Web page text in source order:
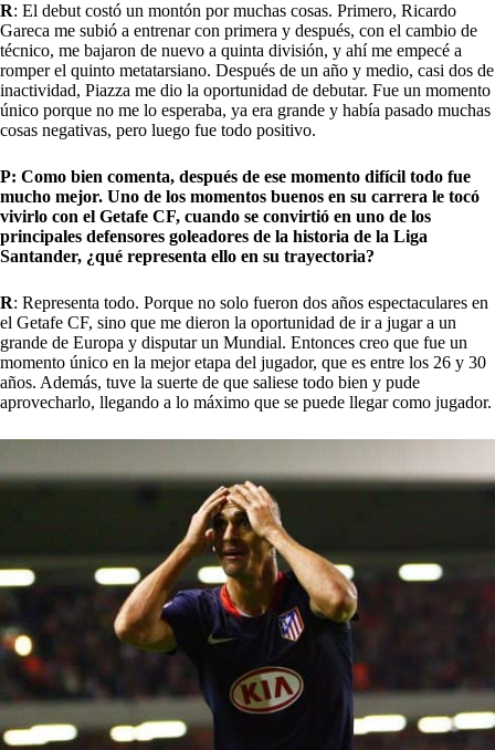
R: El debut costó un montón por muchas cosas. Primero, Ricardo
Gareca me subió a entrenar con primera y después, con el cambio de
técnico, me bajaron de nuevo a quinta división, y ahí me empecé a
romper el quinto metatarsiano. Después de un año y medio, casi dos de
inactividad, Piazza me dio la oportunidad de debutar. Fue un momento
único porque no me lo esperaba, ya era grande y había pasado muchas
cosas negativas, pero luego fue todo positivo.
P: Como bien comenta, después de ese momento difícil todo fue
mucho mejor. Uno de los momentos buenos en su carrera le tocó
vivirlo con el Getafe CF, cuando se convirtió en uno de los
principales defensores goleadores de la historia de la Liga
Santander, ¿qué representa ello en su trayectoria?
R: Representa todo. Porque no solo fueron dos años espectaculares en
el Getafe CF, sino que me dieron la oportunidad de ir a jugar a un
grande de Europa y disputar un Mundial. Entonces creo que fue un
momento único en la mejor etapa del jugador, que es entre los 26 y 30
años. Además, tuve la suerte de que saliese todo bien y pude
aprovecharlo, llegando a lo máximo que se puede llegar como jugador.